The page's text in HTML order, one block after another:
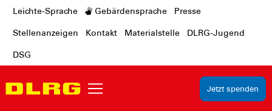
Leichte-Sprache Gebärdensprache Presse
Stellenanzeigen Kontakt Materialstelle DLRG-Jugend
DSG
Jetzt spenden